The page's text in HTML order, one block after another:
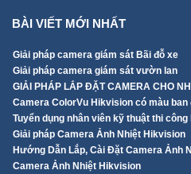
Giải pháp camera giám sát Bãi đỗ xe
GIẢI PHÁP LẮP ĐẶT CAMERA CHO
Camera ColorVu Hikvision có màu ban
Tuyển dụng nhân viên kỹ thuật thi công
Giải pháp Camera Ảnh Nhiệt Hikvision
Hướng Dẫn Lắp, Cài Đặt Camera Ảnh
Camera Ảnh Nhiệt Hikvision